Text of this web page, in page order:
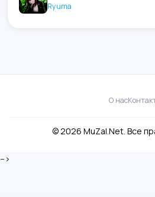
Ryuma
О нас
© 2026 MuZal.Net. Все
-->